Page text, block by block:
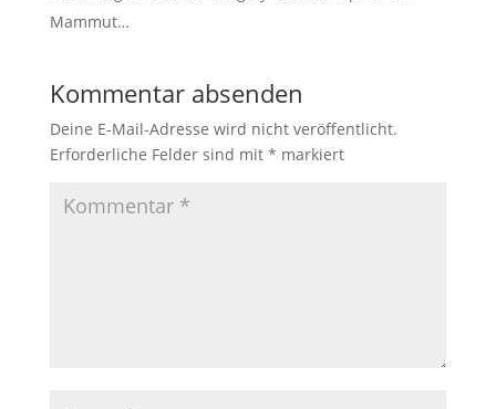
Mammut…
Kommentar absenden
Deine E-Mail-Adresse wird nicht veröffentlicht.
Erforderliche Felder sind mit * markiert